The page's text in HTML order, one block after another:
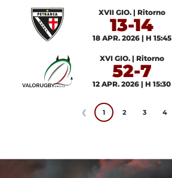
XVII GIO. | Ritorno
13-14
18 APR. 2026 | H 15:45
XVI GIO. | Ritorno
52-7
12 APR. 2026 | H 15:30
❮ 1 2 3 4